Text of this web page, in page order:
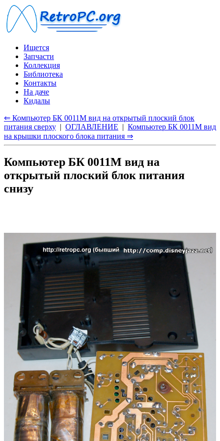
Ищется
Запчасти
Коллекция
Библиотека
Контакты
На даче
Кидалы
⇐ Компьютер БК 0011М вид на открытый плоский блок
питания сверху | ОГЛАВЛЕНИЕ | Компьютер БК 0011М вид
на крышки плоского блока питания ⇒
Компьютер БК 0011М вид на
открытый плоский блок питания
снизу